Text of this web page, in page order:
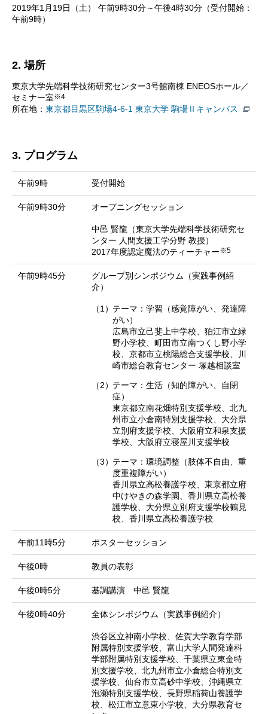
2019年1月19日（土） 午前9時30分～午後4時30分（受付開始：
午前9時）
2. 場所
東京大学先端科学技術研究センター3号館南棟 ENEOSホール／
セミナー室※4
所在地： 東京都目黒区駒場4-6-1 東京大学 駒場Ⅱキャンパス
3. プログラム
午前9時 受付開始
午前9時30分 オープニングセッション
中邑 賢龍（東京大学先端科学技術研究セ
ンター 人間支援工学分野 教授）
2017年度認定魔法のティーチャー※5
午前9時45分
グループ別シンポジウム（実践事例紹
介）
（1） テーマ：学習（感覚障がい、発達障
がい）
広島市立己斐上中学校、狛江市立緑
野小学校、町田市立南つくし野小学
校、京都市立桃陽総合支援学校、川
崎市総合教育センター 塚越相談室
（2） テーマ：生活（知的障がい、自閉
症）
東京都立南花畑特別支援学校、北九
州市立小倉南特別支援学校、大分県
立別府支援学校、大阪府立和泉支援
学校、大阪府立寝屋川支援学校
（3） テーマ：環境調整（肢体不自由、重
度重複障がい）
香川県立高松養護学校、東京都立府
中けやきの森学園、香川県立高松養
護学校、大分県立別府支援学校鶴見
校、香川県立高松養護学校
午前11時5分 ポスターセッション
午後0時 教員の表彰
午後0時5分 基調講演 中邑 賢龍
午後0時40分 全体シンポジウム（実践事例紹介）
渋谷区立神南小学校、佐賀大学教育学部
附属特別支援学校、富山大学人間発達科
学部附属特別支援学校、千葉県立東金特
別支援学校、北九州市立小倉総合特別支
援学校、仙台市立高砂中学校、沖縄県立
泡瀬特別支援学校、長野県稲荷山養護学
校、松江市立意東小学校、大分県教育セ